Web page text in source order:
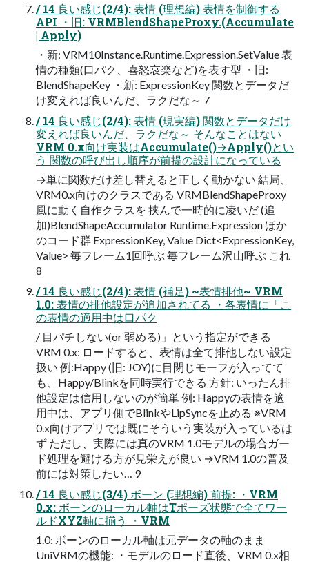
/ 14 良い感じ(2/4): 表情 (理想編) 表情を制御する
API ・旧: VRMBlendShapeProxy.(Accumulate
| Apply)
・新: VRM10Instance.Runtime.Expression.SetValue 表
情の種類(口パク、喜怒哀楽など)を表す型 ・旧:
BlendShapeKey ・新: ExpressionKey 関数とデータだ
け変えれば良いんだ、ラクだな～ 7
/ 14 良い感じ(2/4): 表情 (現実編) 関数とデータだけ
変えれば良いんだ、ラクだな～ そんなことはない
VRM 0.x向け実装はAccumulate()→Apply()とい
う 関数の呼び出し順序が前提の設計になっている
→単に関数だけ差し替えると正しく動かない 結局、
VRM0.x向けのクラスである VRMBlendShapeProxy
風に動く自作クラスを 挟んで一時的に凌いだ (追
加)BlendShapeAccumulator Runtime.Expression ほか
のコード群 ExpressionKey, Value Dict<ExpressionKey,
Value> 毎フレーム1回呼ぶ 毎フレーム沢山呼ぶ これ
8
/ 14 良い感じ(2/4): 表情 (補足) ~表情排他~ VRM
1.0: 表情の排他設定が追加されてる ・各表情に「こ
の表情の適用中は口パク
/ 目パチしない(or 弱める)」という指定ができる
VRM 0.x: ロードすると、表情は全て排他しない設定
扱い 例:Happy (旧: JOY)に目閉じモーフが入ってて
も、Happy/Blinkを同時実行できる 方針: いったん排
他設定は信用しないのが簡単 例: Happyの表情を適
用中は、アプリ側でBlinkやLipSyncを止める ※VRM
0.x向けアプリでは既にそういう実装が入っているは
ず ただし、実際には真のVRM 1.0モデルの場合ガー
ド処理を避ける方が見栄えが良い →VRM 1.0の普及
前には対策したい… 9
/ 14 良い感じ(3/4) ボーン (理想編) 前提: ・VRM
0.x: ボーンのローカル軸はTポーズ状態で全てワー
ルドXYZ軸に揃う ・VRM
1.0: ボーンのローカル軸は元データの軸のまま
UniVRMの機能: ・モデルのロード直後、VRM 0.x相